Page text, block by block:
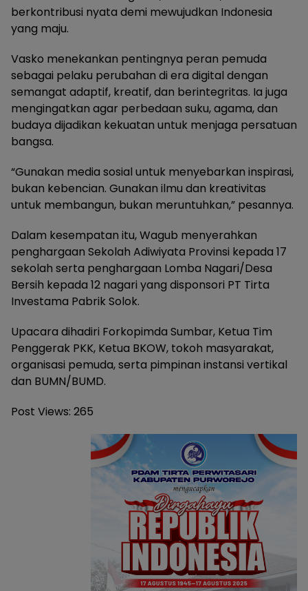
berkontribusi nyata demi mewujudkan Indonesia
yang maju.
Vasko menekankan pentingnya peran pemuda
sebagai pelaku perubahan di era digital dengan
semangat adaptif, kreatif, dan berintegritas. Ia juga
mengingatkan agar perbedaan suku, agama, dan
budaya dijadikan kekuatan untuk menjaga persatuan
bangsa.
“Gunakan media sosial untuk menyebarkan inspirasi,
bukan kebencian. Gunakan ilmu dan kreativitas
untuk membangun, bukan meruntuhkan,” pesannya.
Dalam kesempatan itu, Wagub menyerahkan
penghargaan Sekolah Adiwiyata Provinsi kepada 17
sekolah serta penghargaan Lomba Nagari/Desa
Bersih kepada 12 nagari yang disponsori PT Tirta
Investama Pabrik Solok.
Upacara dihadiri Forkopimda Sumbar, Ketua Tim
Penggerak PKK, Ketua BKOW, tokoh masyarakat,
organisasi pemuda, serta pimpinan instansi vertikal
dan BUMN/BUMD.
Post Views: 265